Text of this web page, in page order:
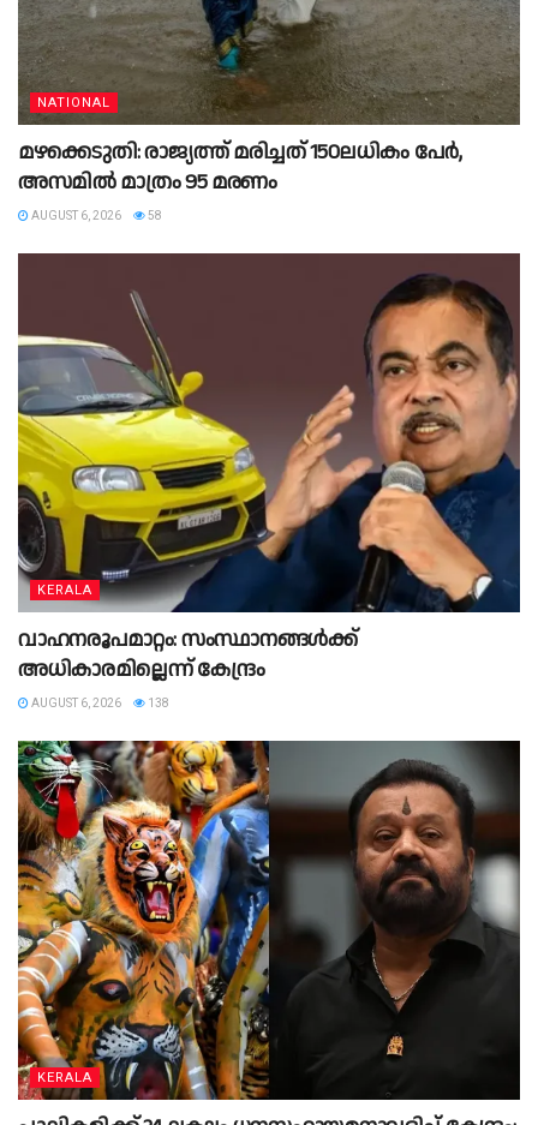
NATIONAL
മഴക്കെടുതി: രാജ്യത്ത് മരിച്ചത് 150ലധികം പേർ,
അസമിൽ മാത്രം 95 മരണം
AUGUST 6, 2026 58
KERALA
വാഹനരൂപമാറ്റം: സംസ്ഥാനങ്ങൾക്ക്
അധികാരമില്ലെന്ന് കേന്ദ്രം
AUGUST 6, 2026 138
KERALA